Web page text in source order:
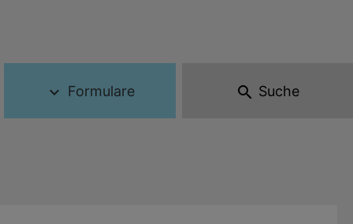
expand_more Formulare search Suche